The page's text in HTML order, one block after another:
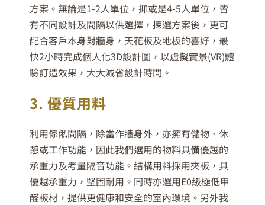
方案。無論是1-2人單位，抑或是4-5人單位，皆
有不同設計及間隔以供選擇，揀選方案後，更可
配合客戶本身對牆身，天花板及地板的喜好，最
快2小時完成個人化3D設計圖，以虛擬實景(VR)體
驗訂造效果，大大減省設計時間。
3. 優質用料
利用傢俬間隔，除當作牆身外，亦擁有儲物、休
憩或工作功能，因此我們選用的物料具備優越的
承重力及考量隔音功能。結構用料採用夾板，具
優越承重力，堅固耐用。同時亦選用E0級極低甲
醛板材，提供更健康和安全的室內環境。另外我